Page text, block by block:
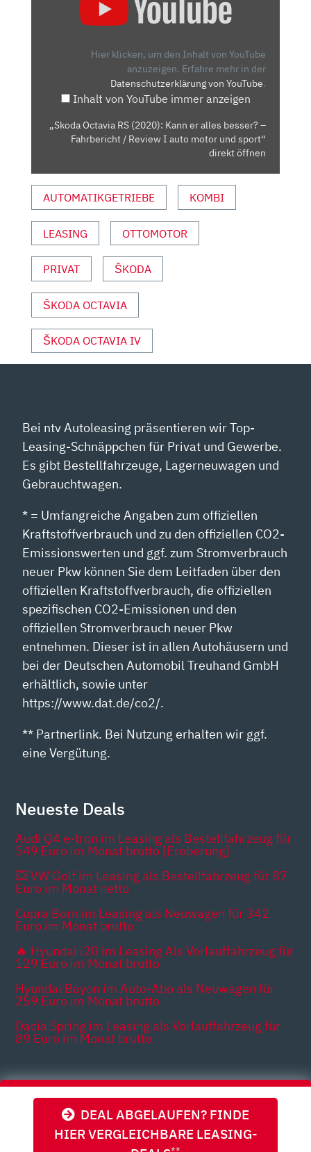
DEAL ABGELAUFEN? FINDE
HIER VERGLEICHBARE LEASING-
BESSER?
FAHRBERICHT
I
AUTO
MOTOR
UND
VON
YOUTUBE
ANZEIGEN
Hier klicken, um den Inhalt von YouTube
anzuzeigen. Erfahre mehr in der
Datenschutzerklärung von YouTube.
Inhalt von YouTube immer anzeigen
„Skoda Octavia RS (2020): Kann er alles besser? –
Fahrbericht / Review I auto motor und sport“
direkt öffnen
AUTOMATIKGETRIEBE KOMBI
LEASING OTTOMOTOR
PRIVAT ŠKODA
ŠKODA OCTAVIA
ŠKODA OCTAVIA IV
Bei ntv Autoleasing präsentieren wir Top-
Leasing-Schnäppchen für Privat und Gewerbe.
Es gibt Bestellfahrzeuge, Lagerneuwagen und
Gebrauchtwagen.
* = Umfangreiche Angaben zum offiziellen
Kraftstoffverbrauch und zu den offiziellen CO2-
Emissionswerten und ggf. zum Stromverbrauch
neuer Pkw können Sie dem Leitfaden über den
offiziellen Kraftstoffverbrauch, die offiziellen
spezifischen CO2-Emissionen und den
offiziellen Stromverbrauch neuer Pkw
entnehmen. Dieser ist in allen Autohäusern und
bei der Deutschen Automobil Treuhand GmbH
erhältlich, sowie unter
https://www.dat.de/co2/.
** Partnerlink. Bei Nutzung erhalten wir ggf.
eine Vergütung.
Neueste Deals
Audi Q4 e-tron im Leasing als Bestellfahrzeug für
549 Euro im Monat brutto [Eroberung]
💥 VW Golf im Leasing als Bestellfahrzeug für 87
Euro im Monat netto
Cupra Born im Leasing als Neuwagen für 342
Euro im Monat brutto
🔥 Hyundai i20 im Leasing Als Vorlauffahrzeug für
129 Euro im Monat brutto
Hyundai Bayon im Auto-Abo als Neuwagen für
259 Euro im Monat brutto
Dacia Spring im Leasing als Vorlauffahrzeug für
89 Euro im Monat brutto